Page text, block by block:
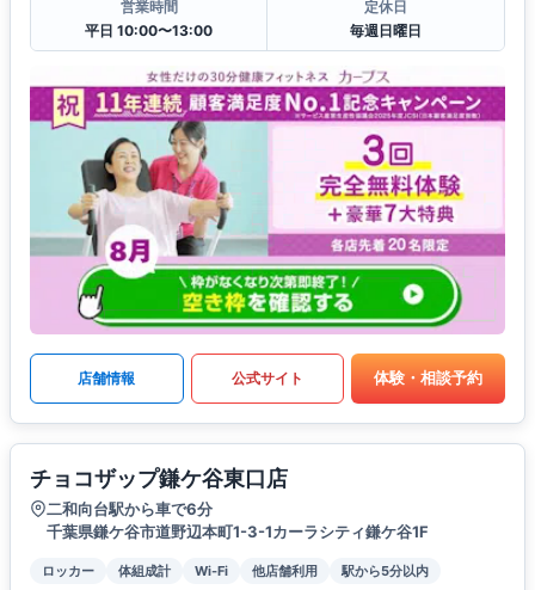
営業時間
平日 10:00〜13:00
定休日
毎週日曜日
店舗情報 公式サイト 体験・相談予約
チョコザップ鎌ケ谷東口店
二和向台駅から車で6分
千葉県鎌ケ谷市道野辺本町1-3-1カーラシティ鎌ケ谷1F
ロッカー 体組成計 Wi-Fi 他店舗利用 駅から5分以内